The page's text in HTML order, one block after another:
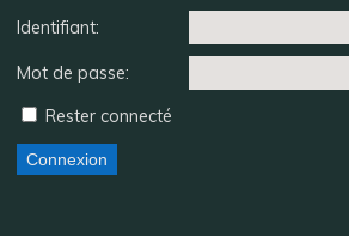
Identifiant:
Mot de passe:
Rester connecté
Connexion